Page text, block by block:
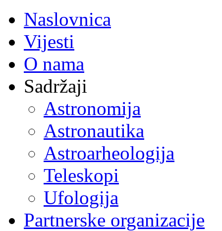
Naslovnica
Vijesti
O nama
Sadržaji
Astronomija
Astronautika
Astroarheologija
Teleskopi
Ufologija
Partnerske organizacije